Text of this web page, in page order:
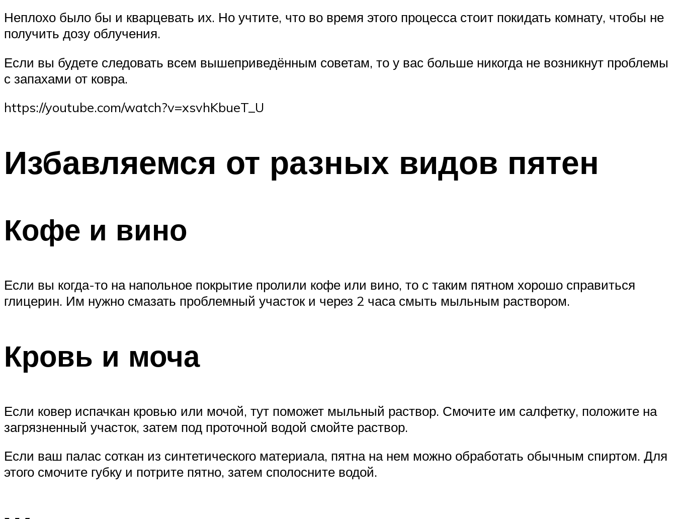
Неплохо было бы и кварцевать их. Но учтите, что во время этого процесса стоит покидать комнату, чтобы не
получить дозу облучения.
Если вы будете следовать всем вышеприведённым советам, то у вас больше никогда не возникнут проблемы
с запахами от ковра.
https://youtube.com/watch?v=xsvhKbueT_U
Избавляемся от разных видов пятен
Кофе и вино
Если вы когда-то на напольное покрытие пролили кофе или вино, то с таким пятном хорошо справиться
глицерин. Им нужно смазать проблемный участок и через 2 часа смыть мыльным раствором.
Кровь и моча
Если ковер испачкан кровью или мочой, тут поможет мыльный раствор. Смочите им салфетку, положите на
загрязненный участок, затем под проточной водой смойте раствор.
Если ваш палас соткан из синтетического материала, пятна на нем можно обработать обычным спиртом. Для
этого смочите губку и потрите пятно, затем сполосните водой.